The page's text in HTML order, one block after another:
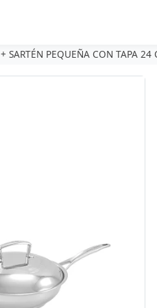
PEQUEÑA CON TAPA 24